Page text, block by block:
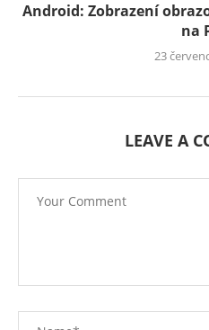
Android: Zobrazení
na
23
LEAVE A